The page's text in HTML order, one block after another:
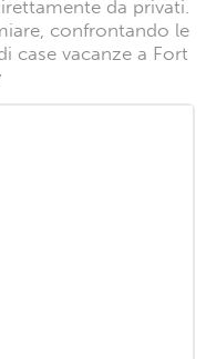
da privati.
confrontando le
case vacanze a Fort